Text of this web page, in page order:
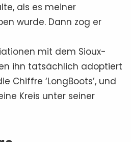
als es meiner
wurde. Dann zog er
mit dem Sioux-
ihn tatsächlich adoptiert
Chiffre ‘LongBoots’, und
Kreis unter seiner